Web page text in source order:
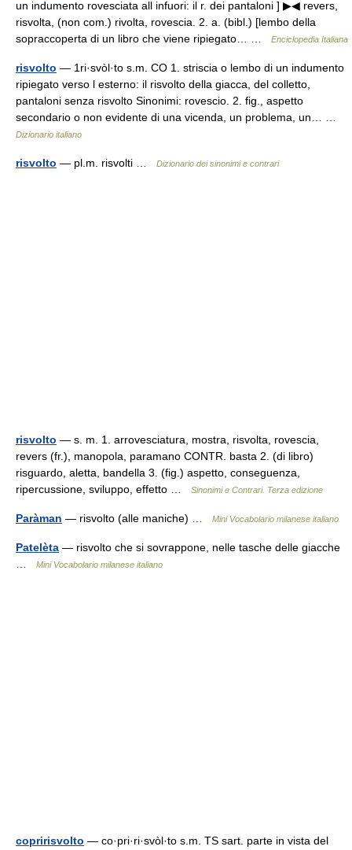
un indumento rovesciata all infuori: il r. dei pantaloni ] ▶◀ revers,
risvolta, (non com.) rivolta, rovescia. 2. a. (bibl.) [lembo della
sopraccoperta di un libro che viene ripiegato… …
Enciclopedia Italiana
risvolto — 1ri·svòl·to s.m. CO 1. striscia o lembo di un indumento
ripiegato verso l esterno: il risvolto della giacca, del colletto,
pantaloni senza risvolto Sinonimi: rovescio. 2. fig., aspetto
secondario o non evidente di una vicenda, un problema, un… …
Dizionario italiano
risvolto — pl.m. risvolti … Dizionario dei sinonimi e contrari
risvolto — s. m. 1. arrovesciatura, mostra, risvolta, rovescia,
revers (fr.), manopola, paramano CONTR. basta 2. (di libro)
risguardo, aletta, bandella 3. (fig.) aspetto, conseguenza,
ripercussione, sviluppo, effetto …
Sinonimi e Contrari. Terza edizione
Paràman — risvolto (alle maniche) … Mini Vocabolario milanese italiano
Patelèta — risvolto che si sovrappone, nelle tasche delle giacche
Mini Vocabolario milanese italiano
copririsvolto — co·pri·ri·svòl·to s.m. TS sart. parte in vista del